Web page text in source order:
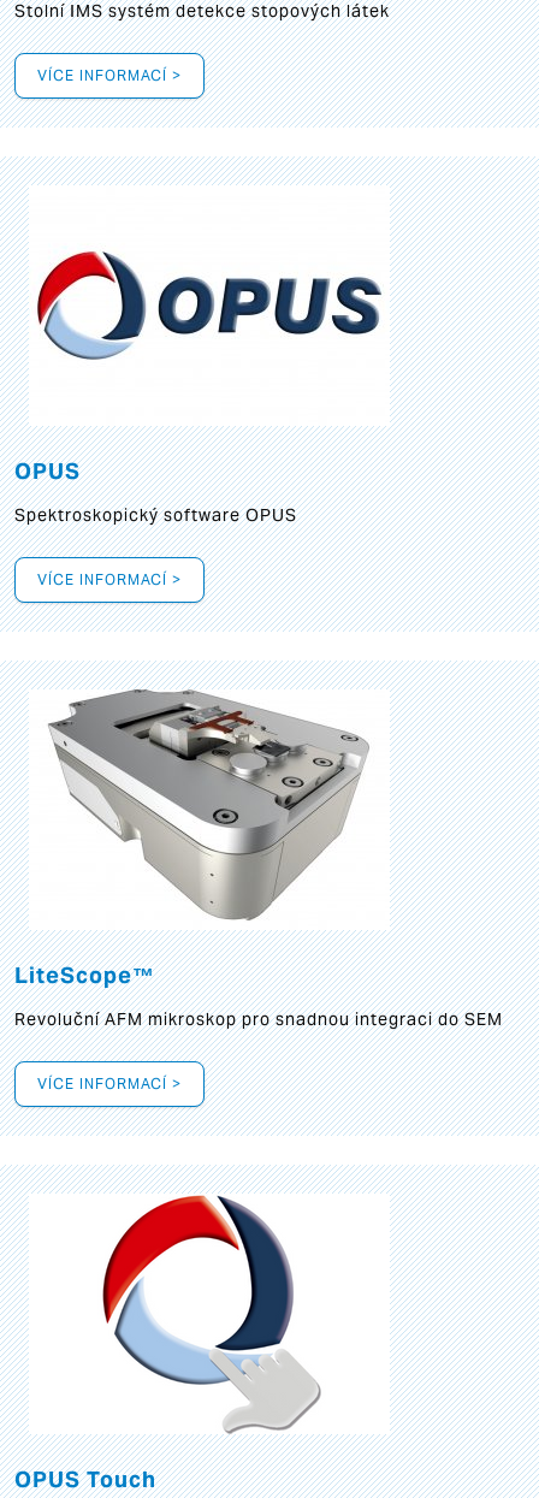
Stolní IMS systém detekce stopových látek
VÍCE INFORMACÍ >
OPUS
Spektroskopický software OPUS
VÍCE INFORMACÍ >
LiteScope™
Revoluční AFM mikroskop pro snadnou integraci do SEM
VÍCE INFORMACÍ >
OPUS Touch